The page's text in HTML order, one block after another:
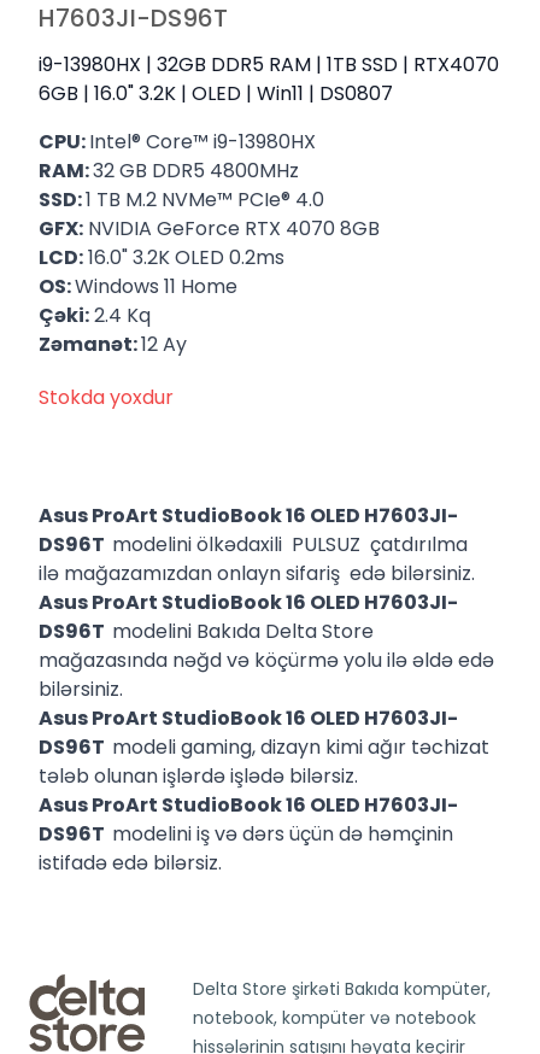
H7603JI-DS96T
i9-13980HX | 32GB DDR5 RAM | 1TB SSD | RTX4070
6GB | 16.0" 3.2K | OLED | Win11 | DS0807
CPU:Intel® Core™ i9-13980HX
RAM:32 GB DDR5 4800MHz
SSD:1 TB M.2 NVMe™️ PCIe®️ 4.0
GFX: NVIDIA GeForce RTX 4070 8GB
LCD:16.0" 3.2K OLED 0.2ms
OS:Windows 11 Home
Çəki:2.4 Kq
Zəmanət:12 Ay
Stokda yoxdur
Asus ProArt StudioBook 16 OLED H7603JI-
DS96T modelini ölkədaxili PULSUZ çatdırılma
ilə mağazamızdan onlayn sifariş edə bilərsiniz.
Asus ProArt StudioBook 16 OLED H7603JI-
DS96T modelini Bakıda Delta Store
mağazasında nəğd və köçürmə yolu ilə əldə edə
bilərsiniz.
Asus ProArt StudioBook 16 OLED H7603JI-
DS96T modeli gaming, dizayn kimi ağır təchizat
tələb olunan işlərdə işlədə bilərsiz.
Asus ProArt StudioBook 16 OLED H7603JI-
DS96T modelini iş və dərs üçün də həmçinin
istifadə edə bilərsiz.
Delta Store şirkəti Bakıda kompüter,
notebook, kompüter və notebook
hissələrinin satışını həyata keçirir